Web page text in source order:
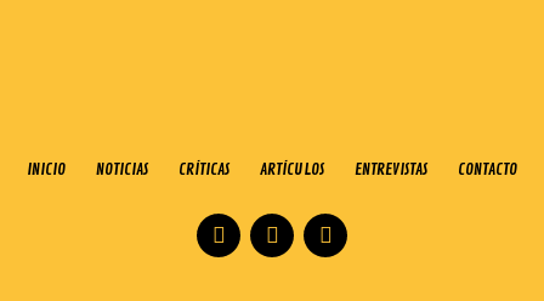
INICIO NOTICIAS CRÍTICAS ARTÍCULOS ENTREVISTAS CONTACTO